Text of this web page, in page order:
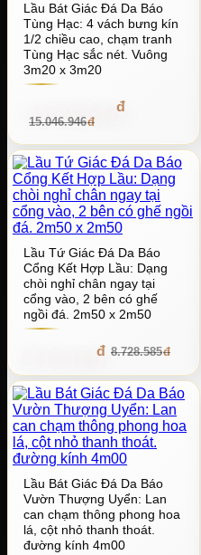
Lầu Bát Giác Đá Da Báo
Tùng Hạc: 4 vách bưng kín
1/2 chiều cao, chạm tranh
Tùng Hạc sắc nét. Vuông
3m20 x 3m20
15.046.946
Lầu Tứ Giác Đá Da Báo
Cổng Kết Hợp Lầu: Dạng
chòi nghỉ chân ngay tại
cổng vào, 2 bên có ghế
ngồi đá. 2m50 x 2m50
8.728.585
Lầu Bát Giác Đá Da Báo
Vườn Thượng Uyển: Lan
can chạm thông phong hoa
lá, cột nhỏ thanh thoát.
đường kính 4m00